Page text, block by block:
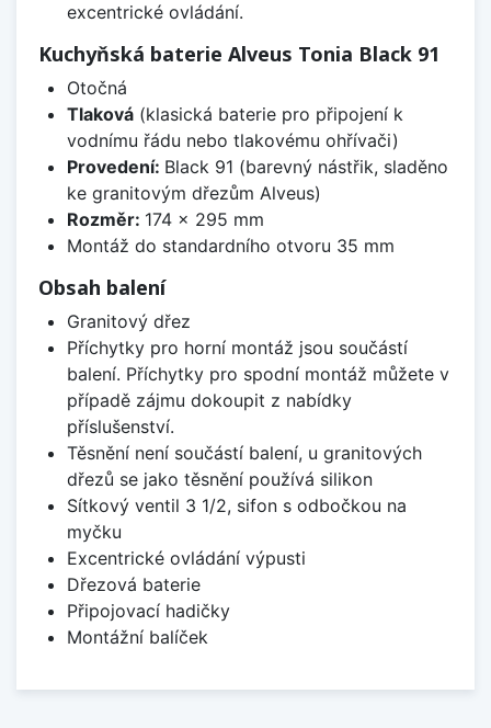
excentrické ovládání.
Kuchyňská baterie Alveus Tonia Black 91
Otočná
Tlaková(klasická baterie pro připojení k
vodnímu řádu nebo tlakovému ohřívači)
Provedení: Black 91 (barevný nástřik, sladěno
ke granitovým dřezům Alveus)
Rozměr: 174 x 295 mm
Montáž do standardního otvoru 35 mm
Obsah balení
Granitový dřez
Příchytky pro horní montáž jsou součástí
balení. Příchytky pro spodní montáž můžete v
případě zájmu dokoupit z nabídky
příslušenství.
Těsnění není součástí balení, u granitových
dřezů se jako těsnění používá silikon
Sítkový ventil 3 1/2, sifon s odbočkou na
myčku
Excentrické ovládání výpusti
Dřezová baterie
Připojovací hadičky
Montážní balíček